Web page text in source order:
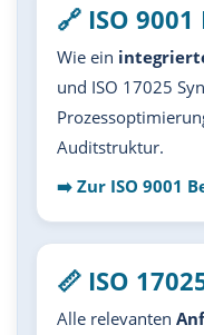
🔗 ISO
Wie ein
und ISO 17025
Auditstruktur.
➡️ Zur ISO 9001
📏 ISO
Alle relevanten